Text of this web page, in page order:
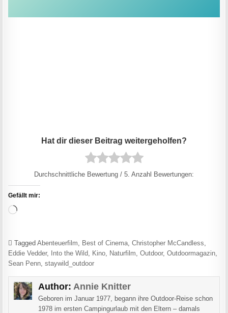
Durchschnittliche Bewertung / 5. Anzahl Bewertungen:
Gefällt mir:
Wird geladen …
TaggedAbenteuerfilm Best of Cinema ,Christopher McCandless
Eddie Vedder, Into the Wild Kino Naturfilm ,Outdoor,Outdoormagazin
Sean Penn ,staywild_outdoor
Author: Annie Knitter
Geboren im Januar 1977, begann ihre Outdoor-Reise schon
1978 im ersten Campingurlaub mit den Eltern – damals